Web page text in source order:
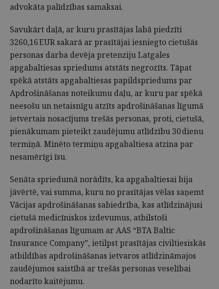
advokāta palīdzības samaksai.
Savukārt daļā, ar kuru prasītājas labā piedzīti
3260,16 EUR sakarā ar prasītājai iesniegto cietušās
personas darba devēja pretenziju Latgales
apgabaltiesas spriedums atstāts negrozīts. Tāpat
spēkā atstāts apgabaltiesas papildspriedums par
Apdrošināšanas noteikumu daļu, ar kuru par spēkā
neesošu un netaisnīgu atzīts apdrošināšanas līgumā
ietvertais nosacījums trešās personas, proti, cietušā,
pienākumam pieteikt zaudējumu atlīdzību 30 dienu
termiņā. Minēto termiņu apgabaltiesa atzina par
nesamērīgi īsu.
Senāta spriedumā norādīts, ka apgabaltiesai bija
jāvērtē, vai summa, kuru no prasītājas vēlas saņemt
Vācijas apdrošināšanas sabiedrība, kas atlīdzinājusi
cietušā medicīniskos izdevumus, atbilstoši
apdrošināšanas līgumam ar AAS “BTA Baltic
Insurance Company”, ietilpst prasītājas civiltiesiskās
atbildības apdrošināšanas ietvaros atlīdzināmajos
zaudējumos saistībā ar trešās personas veselībai
nodarīto kaitējumu.